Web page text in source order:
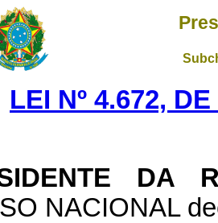
LEI Nº 4.672,
DA
NACIONAL